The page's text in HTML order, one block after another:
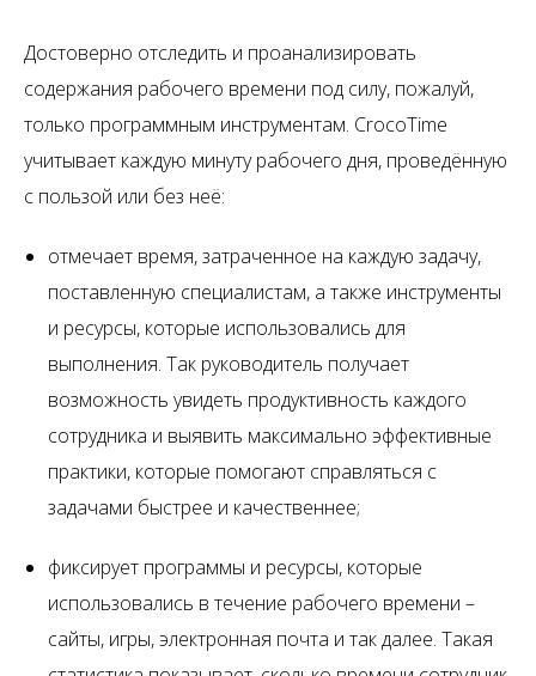
Достоверно отследить и проанализировать
содержания рабочего времени под силу, пожалуй,
только программным инструментам. CrocoTime
учитывает каждую минуту рабочего дня, проведённую
с пользой или без неё:
отмечает время, затраченное на каждую задачу,
поставленную специалистам, а также инструменты
и ресурсы, которые использовались для
выполнения. Так руководитель получает
возможность увидеть продуктивность каждого
сотрудника и выявить максимально эффективные
практики, которые помогают справляться с
задачами быстрее и качественнее;
фиксирует программы и ресурсы, которые
использовались в течение рабочего времени –
сайты, игры, электронная почта и так далее. Такая